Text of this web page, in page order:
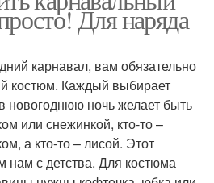
Костюмы для
Оригинальный костюм
Для наряда
карнавал, вам обязательно
костюм. Каждый выбирает
новогоднюю ночь желает быть
или снежинкой, кто-то –
а кто-то – лисой. Этот
нам с детства. Для костюма